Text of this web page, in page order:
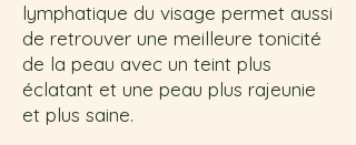
lymphatique du visage permet aussi
de retrouver une meilleure tonicité
de la peau avec un teint plus
éclatant et une peau plus rajeunie
et plus saine.